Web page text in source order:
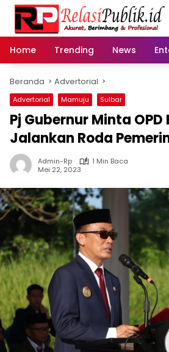
Langsung
konten
Home
Trending News
Beranda Advertorial
Advertorial Mamuju Sulbar
Pj Gubernur Minta
Jalankan Roda
Admin-Rp
1 Min Baca
Mei 22, 2023